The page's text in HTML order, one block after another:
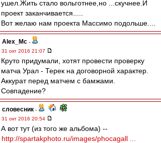
ушел.Жить стало вольготнее,но ...скучнее.И
проект заканчивается.....
Вот желаю нам проекта Массимо подольше....
Alex_Mc -
31 окт 2016 21:07
Круто придумали, хотят провести проверку
матча Урал - Терек на договорной характер.
Аккурат перед матчем с бамжами.
Совпадение?
словесник -
31 окт 2016 20:54
А вот тут (из того же альбома) --
http://spartakphoto.ru/images/phocagall ...